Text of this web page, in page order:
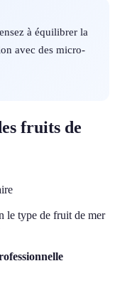
à équilibrer la
avec des micro-
fruits de
le type de fruit de mer